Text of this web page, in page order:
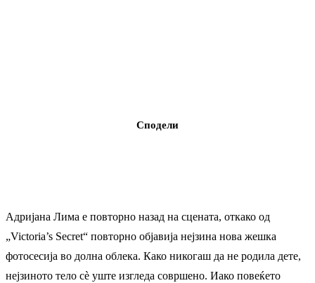
Сподели
Адријана Лима е повторно назад на сцената, откако од
„Victoria’s Secret“ повторно објавија нејзина нова жешка
фотосесија во долна облека. Како никогаш да не родила дете,
нејзиното тело сè уште изгледа совршено. Иако повеќето